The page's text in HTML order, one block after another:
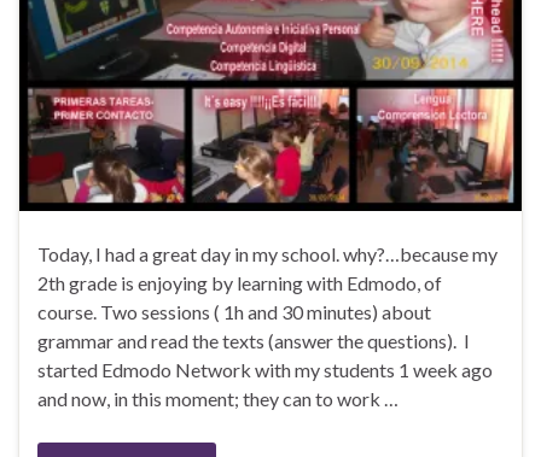
Today, I had a great day in my school. why?…because my
2th grade is enjoying by learning with Edmodo, of
course. Two sessions ( 1h and 30 minutes) about
grammar and read the texts (answer the questions). I
started Edmodo Network with my students 1 week ago
and now, in this moment; they can to work …